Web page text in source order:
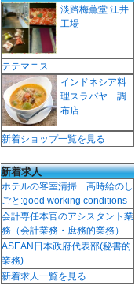
淡路梅薫堂 江井
工場
テテマニス
インドネシア料
理スラバヤ 調
布店
新着ショップ一覧を見る
新着求人
ホテルの客室清掃 高時給のし
ごと:good working conditions
会計専任本官のアシスタント業
務（会計業務・庶務的業務）
ASEAN日本政府代表部(秘書的
業務)
新着求人一覧を見る